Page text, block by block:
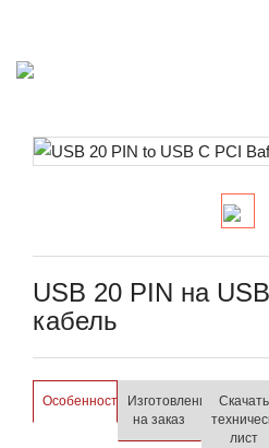
USB 20 PIN на
кабель
Особенности
Изготовление
на заказ
Скачать
лист